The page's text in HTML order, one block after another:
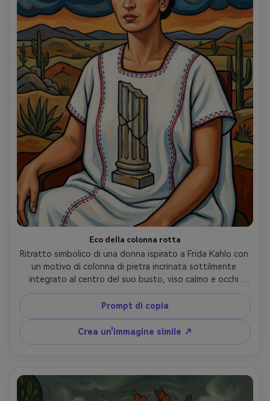
Eco della colonna rotta
Ritratto simbolico di una donna ispirato a Frida Kahlo con
un motivo di colonna di pietra incrinata sottilmente
integrato al centro del suo busto, viso calmo e occhi
intensi, indumento bianco simile a un lenzuolo con finiture
ricamate, paesaggio arido dietro con nuvole
drammatiche, colori piatti saturi, contorni audaci, umore
di resilienza emotiva, altamente dettagliato, obiettivo da
85 mm, profondità di campo bassa, morbida illuminazione
Prompt di copia
Crea un'immagine simile ↗